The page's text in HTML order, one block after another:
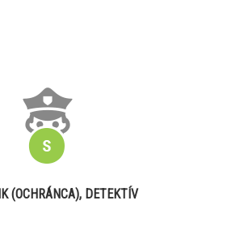
(OCHRÁNCA), DETEKTÍV